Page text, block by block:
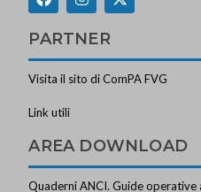
PARTNER
Visita il sito di ComPA FVG
Link utili
AREA DOWNLOAD
Quaderni ANCI. Guide